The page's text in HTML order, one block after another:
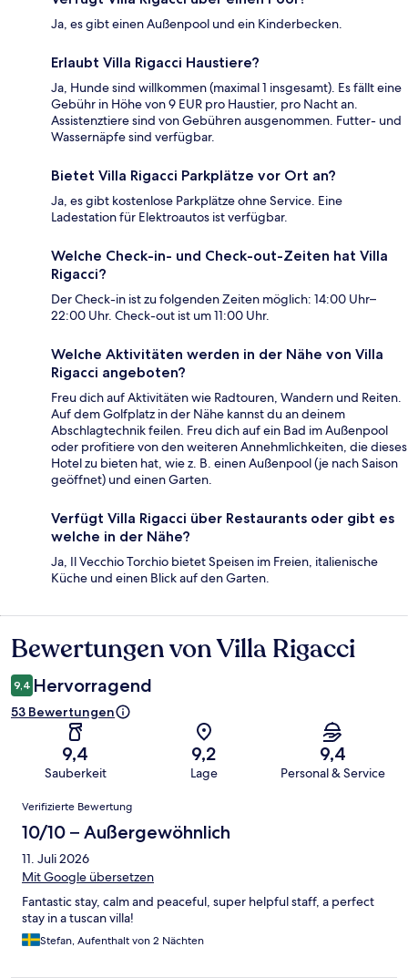
Ja, es gibt einen Außenpool und ein Kinderbecken.
Erlaubt Villa Rigacci Haustiere?
Ja, Hunde sind willkommen (maximal 1 insgesamt). Es fällt eine
Gebühr in Höhe von 9 EUR pro Haustier, pro Nacht an.
Assistenztiere sind von Gebühren ausgenommen. Futter- und
Wassernäpfe sind verfügbar.
Bietet Villa Rigacci Parkplätze vor Ort an?
Ja, es gibt kostenlose Parkplätze ohne Service. Eine
Ladestation für Elektroautos ist verfügbar.
Welche Check-in- und Check-out-Zeiten hat Villa
Rigacci?
Der Check-in ist zu folgenden Zeiten möglich: 14:00 Uhr–
22:00 Uhr. Check-out ist um 11:00 Uhr.
Welche Aktivitäten werden in der Nähe von Villa
Rigacci angeboten?
Freu dich auf Aktivitäten wie Radtouren, Wandern und Reiten.
Auf dem Golfplatz in der Nähe kannst du an deinem
Abschlagtechnik feilen. Freu dich auf ein Bad im Außenpool
oder profitiere von den weiteren Annehmlichkeiten, die dieses
Hotel zu bieten hat, wie z. B. einen Außenpool (je nach Saison
geöffnet) und einen Garten.
Verfügt Villa Rigacci über Restaurants oder gibt es
welche in der Nähe?
Ja, Il Vecchio Torchio bietet Speisen im Freien, italienische
Küche und einen Blick auf den Garten.
Bewertungen
Bewertungen von Villa Rigacci
9,4 Hervorragend
53 Bewertungen
9,4
Sauberkeit
9,2
Lage
9,4
Personal & Service
Bewertungen
Verifizierte Bewertung
10/10 – Außergewöhnlich
11. Juli 2026
Mit Google übersetzen
Fantastic stay, calm and peaceful, super helpful staff, a perfect
stay in a tuscan villa!
Stefan, Aufenthalt von 2 Nächten